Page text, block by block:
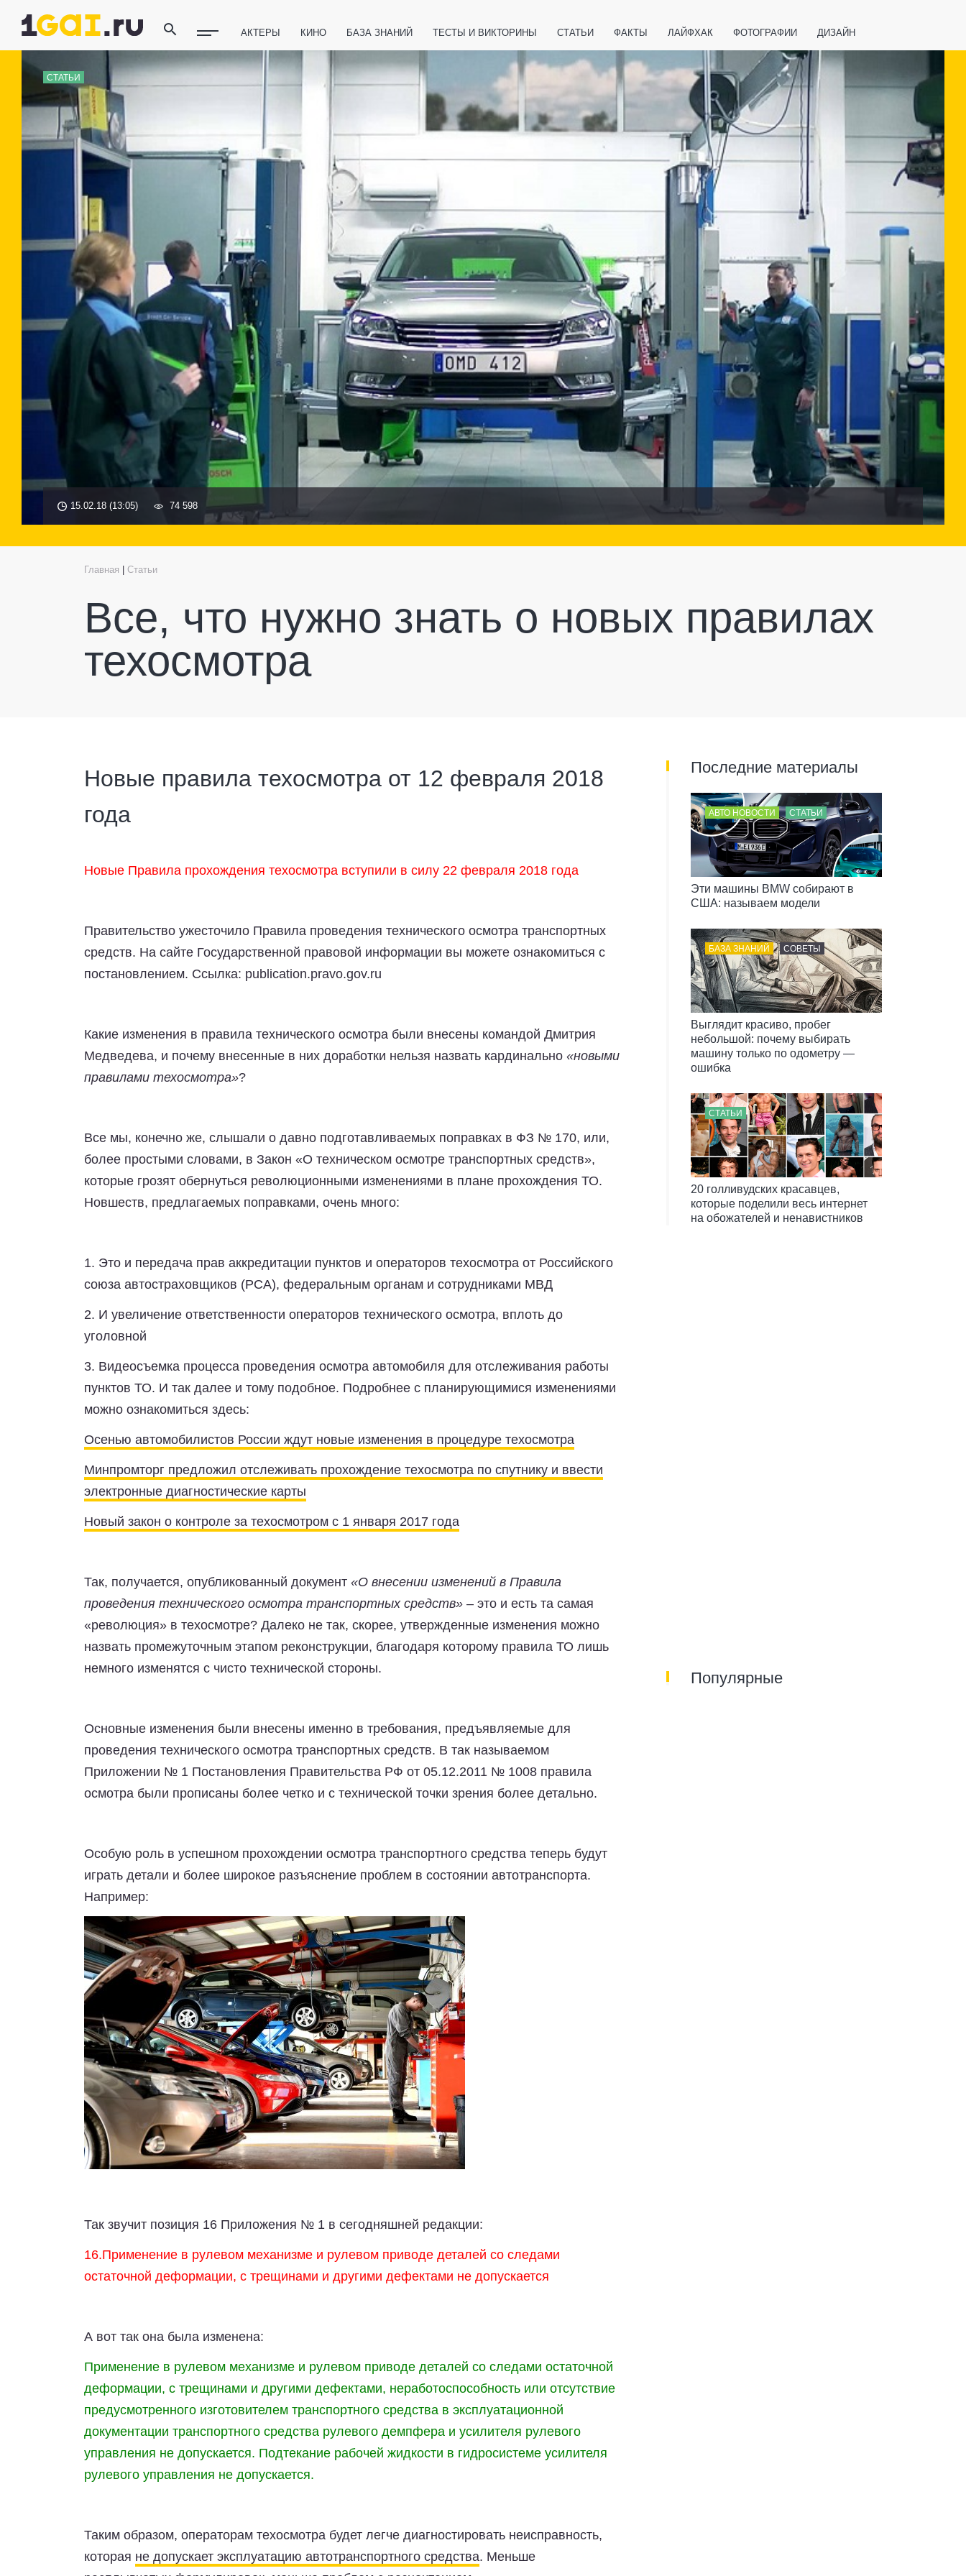
АКТЕРЫ КИНО БАЗА ЗНАНИЙ ТЕСТЫ И ВИКТОРИНЫ СТАТЬИ ФАКТЫ ЛАЙФХАК ФОТОГРАФИИ ДИЗАЙН
ПОЛЕЗНЫЕ СОВЕТЫ ЗАКОНОДАТЕЛЬСТВО ВАЖНО ЗНАТЬ СПОРТ СМАРТФОНЫ
ФИТНЕС ТЕХНОЛОГИИ
СТАТЬИ
15.02.18 (13:05) 74 598
Главная Статьи
Все, что нужно знать о новых правилах
техосмотра
Новые правила техосмотра от 12 февраля 2018
года
Новые Правила прохождения техосмотра вступили в силу 22 февраля 2018 года
Правительство ужесточило Правила проведения технического осмотра транспортных
средств. На сайте Государственной правовой информации вы можете ознакомиться с
постановлением. Ссылка: publication.pravo.gov.ru
Какие изменения в правила технического осмотра были внесены командой Дмитрия
Медведева, и почему внесенные в них доработки нельзя назвать кардинально «новыми
правилами техосмотра»?
Все мы, конечно же, слышали о давно подготавливаемых поправках в ФЗ № 170, или,
более простыми словами, в Закон «О техническом осмотре транспортных средств»,
которые грозят обернуться революционными изменениями в плане прохождения ТО.
Новшеств, предлагаемых поправками, очень много:
1. Это и передача прав аккредитации пунктов и операторов техосмотра от Российского
союза автостраховщиков (РСА), федеральным органам и сотрудниками МВД
2. И увеличение ответственности операторов технического осмотра, вплоть до
уголовной
3. Видеосъемка процесса проведения осмотра автомобиля для отслеживания работы
пунктов ТО. И так далее и тому подобное. Подробнее с планирующимися изменениями
можно ознакомиться здесь:
Осенью автомобилистов России ждут новые изменения в процедуре техосмотра
Минпромторг предложил отслеживать прохождение техосмотра по спутнику и ввести
электронные диагностические карты
Новый закон о контроле за техосмотром с 1 января 2017 года
Так, получается, опубликованный документ «О внесении изменений в Правила
проведения технического осмотра транспортных средств» – это и есть та самая
«революция» в техосмотре? Далеко не так, скорее, утвержденные изменения можно
назвать промежуточным этапом реконструкции, благодаря которому правила ТО лишь
немного изменятся с чисто технической стороны.
Основные изменения были внесены именно в требования, предъявляемые для
проведения технического осмотра транспортных средств. В так называемом
Приложении № 1 Постановления Правительства РФ от 05.12.2011 № 1008 правила
осмотра были прописаны более четко и с технической точки зрения более детально.
Особую роль в успешном прохождении осмотра транспортного средства теперь будут
играть детали и более широкое разъяснение проблем в состоянии автотранспорта.
Например:
Так звучит позиция 16 Приложения № 1 в сегодняшней редакции:
16.Применение в рулевом механизме и рулевом приводе деталей со следами
остаточной деформации, с трещинами и другими дефектами не допускается
А вот так она была изменена:
Применение в рулевом механизме и рулевом приводе деталей со следами остаточной
деформации, с трещинами и другими дефектами, неработоспособность или отсутствие
предусмотренного изготовителем транспортного средства в эксплуатационной
документации транспортного средства рулевого демпфера и усилителя рулевого
управления не допускается. Подтекание рабочей жидкости в гидросистеме усилителя
рулевого управления не допускается.
Таким образом, операторам техосмотра будет легче диагностировать неисправность,
которая не допускает эксплуатацию автотранспортного средства. Меньше
Последние материалы
АВТО НОВОСТИ СТАТЬИ
Эти машины BMW собирают в
США: называем модели
БАЗА ЗНАНИЙ СОВЕТЫ
Выглядит красиво, пробег
небольшой: почему выбирать
машину только по одометру —
ошибка
СТАТЬИ
20 голливудских красавцев,
которые поделили весь интернет
на обожателей и ненавистников
Популярные